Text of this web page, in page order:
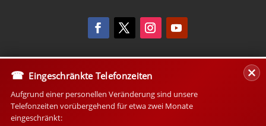
Eingeschränkte Telefonzeiten
Aufgrund einer personellen Veränderung sind unsere
Telefonzeiten vorübergehend für etwa zwei Monate
eingeschränkt: